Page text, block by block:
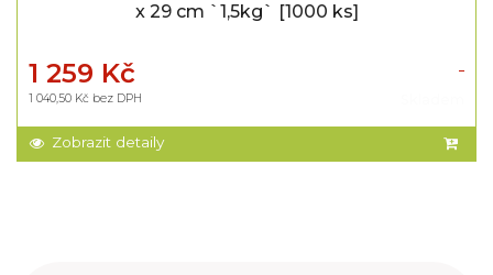
x 29 cm `1,5kg` [1000 ks]
1 259 Kč
1 040,50 Kč bez DPH
Zobrazit detaily